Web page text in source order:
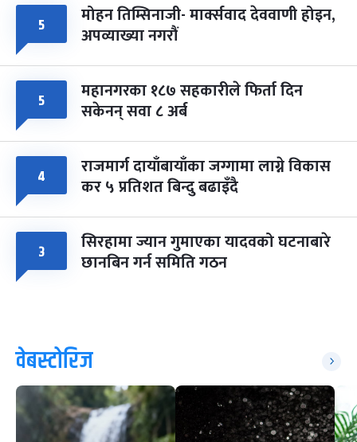
५ मोहन तिम्सिनाजी- मार्क्सवाद देववाणी होइन,
अपव्याख्या नगरौं
५ महानगरका १८७ सहकारीले फिर्ता दिन
सकेनन् सवा ८ अर्ब
४ राजमार्ग दायाँबायाँका जग्गामा लाग्ने विकास
कर ५ प्रतिशत बिन्दु बढाइँदै
३ सिरहामा ज्यान गुमाएका यादवको घटनाबारे
छानबिन गर्न समिति गठन
वेबस्टोरिज